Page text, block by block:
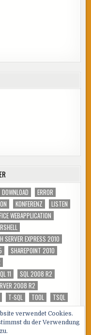
verwendet Cookies.
du der Verwendung
DOWNLOAD
ERROR
KONFERENZ
LISTEN
WEBAPPLICATION
SERVER EXPRESS 2010
SHAREPOINT 2010
11
SQL 2008 R2
2008 R2
T-SQL TOOL
TSQL